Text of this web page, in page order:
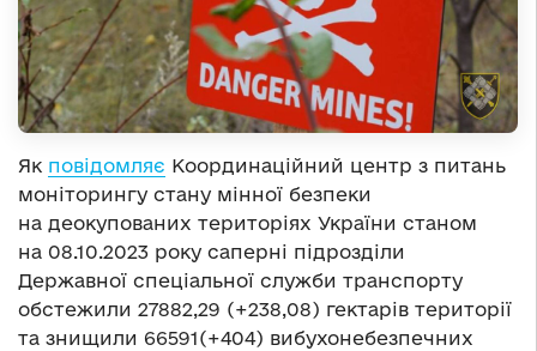
Як повідомляє Координаційний центр з питань
моніторингу стану мінної безпеки
на деокупованих територіях України станом
на 08.10.2023 року саперні підрозділи
Державної спеціальної служби транспорту
обстежили 27882,29 (+238,08) гектарів території
та знищили 66591(+404) вибухонебезпечних